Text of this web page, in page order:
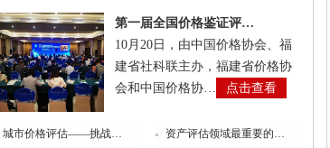
关于开展2023年全
关于印发《中央党政
产…
第一届全国价格鉴证评…
10月20日，由中国价格协会、福
建省社科联主办，福建省价格协
会和中国价格协…
点击查看
城市价格评估——挑战…
资产评估领域最重要的…